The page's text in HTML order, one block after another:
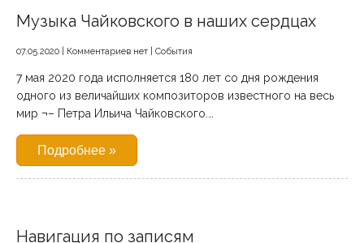
Музыка Чайковского в наших сердцах
07.05.2020 Комментариев нет События
7 мая 2020 года исполняется 180 лет со дня рождения
одного из величайших композиторов известного на весь
мир ¬– Петра Ильича Чайковского.…
Подробнее »
Навигация по записям